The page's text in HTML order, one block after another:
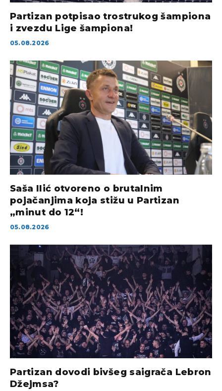
Partizan potpisao trostrukog šampiona
i zvezdu Lige šampiona!
05.08.2026
Saša Ilić otvoreno o brutalnim
pojačanjima koja stižu u Partizan
„minut do 12“!
05.08.2026
Partizan dovodi bivšeg saigrača Lebron
Džejmsa?